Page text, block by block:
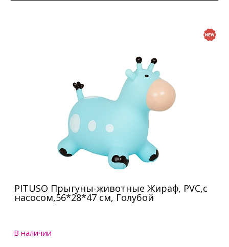
PITUSO Прыгуны-животные Жираф, PVC,с
насосом,56*28*47 см, Голубой
В наличии